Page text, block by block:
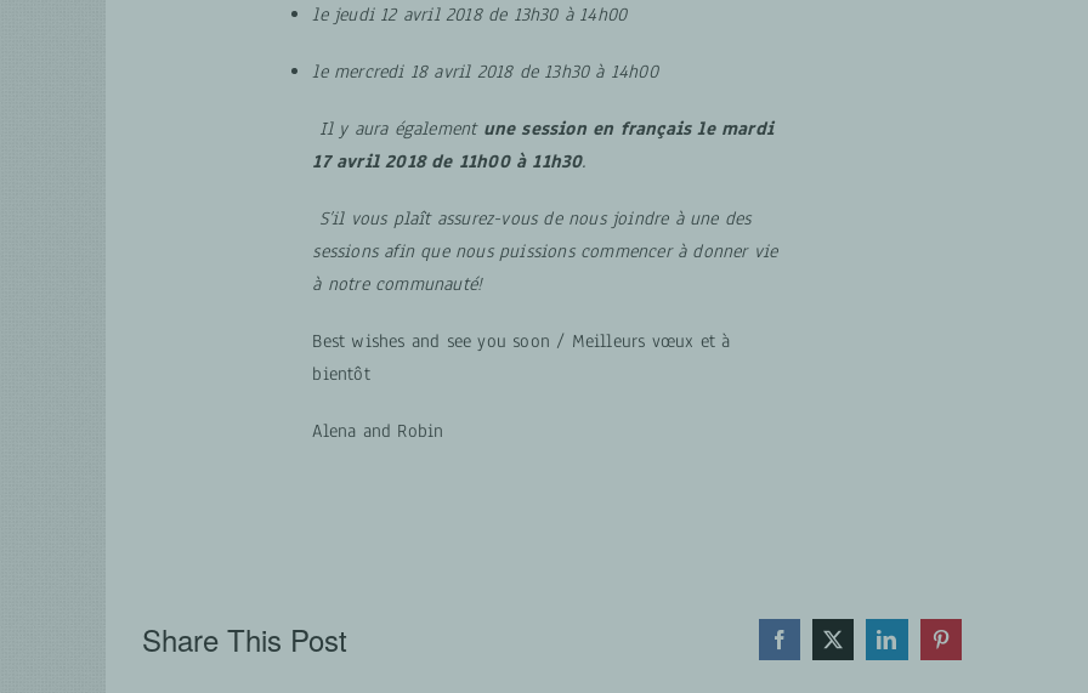
le jeudi 12 avril 2018 de 13h30 à 14h00
le mercredi 18 avril 2018 de 13h30 à 14h00
Il y aura également une session en français le mardi
17 avril 2018 de 11h00 à 11h30.
S’il vous plaît assurez-vous de nous joindre à une des
sessions afin que nous puissions commencer à donner vie
à notre communauté!
Best wishes and see you soon / Meilleurs vœux et à
bientôt
Alena and Robin
Share This Post Facebook
X LinkedInPinterest